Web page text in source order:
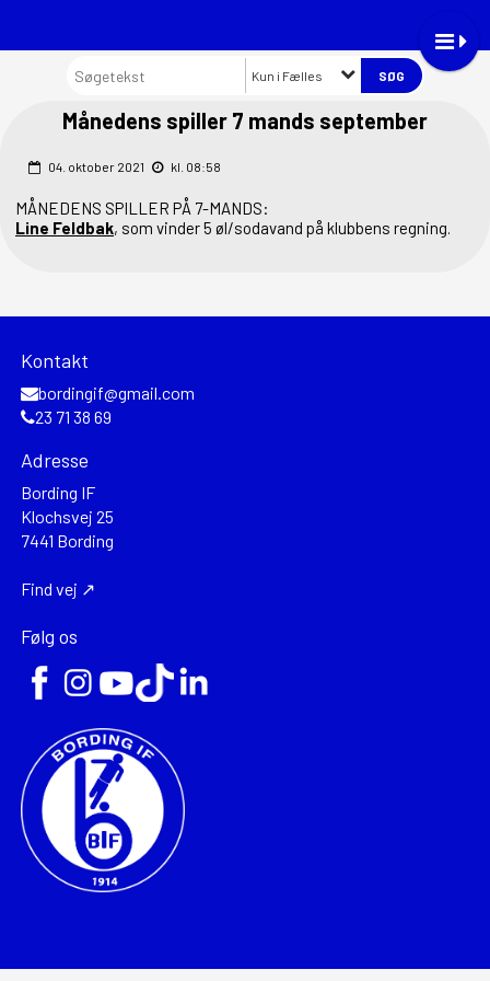
Kun i Fælles
Månedens spiller 7 mands september
04. oktober 2021 kl. 08:58
MÅNEDENS SPILLER PÅ 7-MANDS:
Line Feldbak, som vinder 5 øl/sodavand på klubbens regning.
Kontakt
bordingif@gmail.com
23 71 38 69
Adresse
Bording IF
Klochsvej 25
7441 Bording
Find vej ↗
Følg os